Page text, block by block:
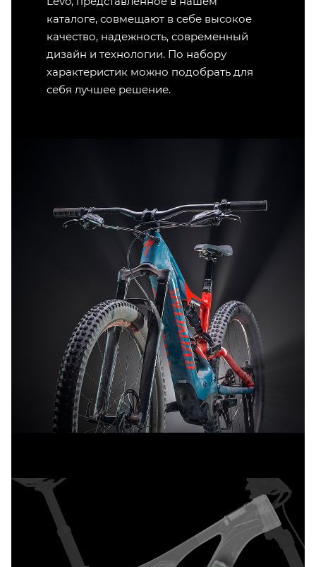
каталоге, совмещают в себе высокое
качество, надежность, современный
дизайн и технологии. По набору
характеристик можно подобрать для
себя лучшее решение.